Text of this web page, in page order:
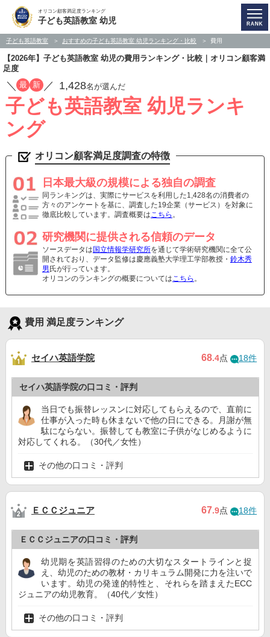
オリコン顧客満足度ランキング
子ども英語教室 幼児
子ども英語教室 おすすめの子ども英語教室 幼児ランキング・比較 費用
【2026年】子ども英語教室 幼児の費用ランキング・比較｜オリコン顧客満
足度
／ 最 新 ／ 1,428名が選んだ
子ども英語教室 幼児ランキ
ング
オリコン顧客満足度調査の特徴
日本最大級の規模による独自の調査
同ランキングは、実際にサービスを利用した1,428名の消費者の
方々のアンケートを基に、調査した19企業（サービス）を対象に
徹底比較しています。調査概要はこちら 。
研究機関に提供される信頼のデータ
ソースデータは 国立情報学研究所を通じて学術研究機関に全て公
開されており、データ監修は慶應義塾大学理工学部教授・ 鈴木秀
男 氏が行っています。
オリコンのランキングの概要についてはこちら 。
費用 満足度ランキング
セイハ英語学院 68.4点 18件
セイハ英語学院の口コミ・評判
当日でも振替レッスンに対応してもらえるので、直前に
仕事が入った時も休まないで他の日にできる。月謝が無
駄にならない。振替しても教室に子供がなじめるように
対応してくれる。（30代／女性）
その他の口コミ・評判
ＥＣＣジュニア 67.9点 18件
ＥＣＣジュニアの口コミ・評判
幼児期を英語習得のための大切なスタートラインと捉
え、幼児のための教材・カリキュラム開発に力を注いで
います。幼児の発達的特性と、それらを踏まえたECC
ジュニアの幼児教育。（40代／女性）
その他の口コミ・評判